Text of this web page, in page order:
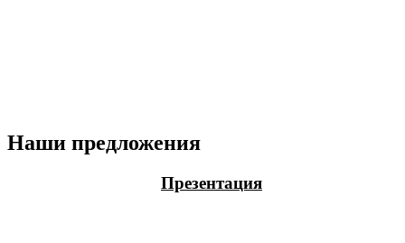
Наши предложения
Презентация